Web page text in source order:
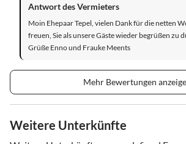
Antwort des Vermieters
Moin Ehepaar Tepel, vielen Dank für die netten
freuen, Sie als unsere Gäste wieder begrüßen zu
Grüße Enno und Frauke Meents
Mehr Bewertungen
Weitere Unterkünfte